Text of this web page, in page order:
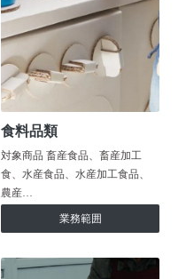
食料品類
対象商品 畜産食品、畜産加工
食、水産食品、水産加工食品、
農産…
業務範囲